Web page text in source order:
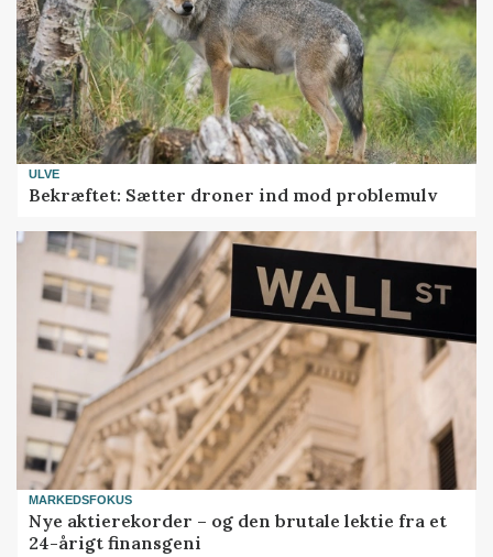
ULVE
Bekræftet: Sætter droner ind mod problemulv
MARKEDSFOKUS
Nye aktierekorder – og den brutale lektie fra et
24-årigt finansgeni